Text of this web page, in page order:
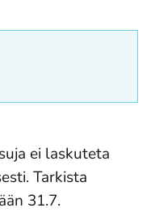
ei laskuteta
Tarkista
31.7.